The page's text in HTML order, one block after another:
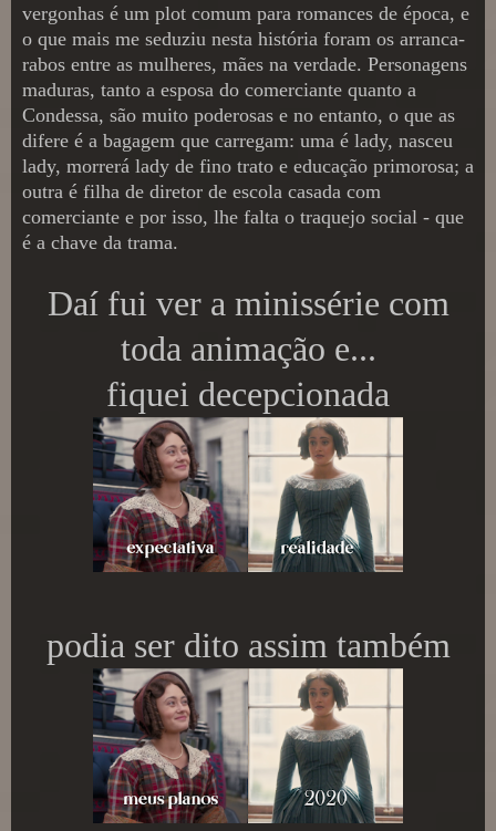
vergonhas é um plot comum para romances de época, e
o que mais me seduziu nesta história foram os arranca-
rabos entre as mulheres, mães na verdade. Personagens
maduras, tanto a esposa do comerciante quanto a
Condessa, são muito poderosas e no entanto, o que as
difere é a bagagem que carregam: uma é lady, nasceu
lady, morrerá lady de fino trato e educação primorosa; a
outra é filha de diretor de escola casada com
comerciante e por isso, lhe falta o traquejo social - que
é a chave da trama.
Daí fui ver a minissérie com
toda animação e...
fiquei decepcionada
podia ser dito assim também